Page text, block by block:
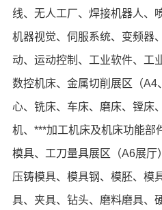
线、无人工厂、焊接机器人、
机器视觉、伺服系统、变频器
动、运动控制、工业软件、工
数控机床、金属切削展区（
心、铣床、车床、磨床、镗床
机、***加工机床及机床功能部
模具、工刀量具展区（A6展厅
压铸模具、模具钢、模胚、模
具、夹具、钻头、磨料磨具、